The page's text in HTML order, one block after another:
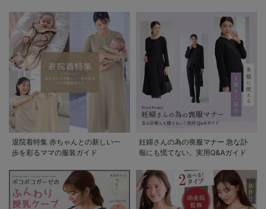
退院着特集 赤ちゃんとの新しい一
歩を彩るママの服装ガイド
妊婦さんの為の喪服マナー 急な訃
報にも慌てない。実用Q&Aガイド